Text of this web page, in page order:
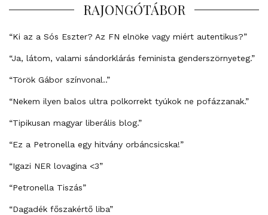
RAJONGÓTÁBOR
“Ki az a Sós Eszter? Az FN elnöke vagy miért autentikus?”
“Ja, látom, valami sándorklárás feminista genderszörnyeteg.”
“Török Gábor színvonal..”
“Nekem ilyen balos ultra polkorrekt tyúkok ne pofázzanak.”
“Tipikusan magyar liberális blog.”
“Ez a Petronella egy hitvány orbáncsicska!”
“Igazi NER lovagina <3”
“Petronella Tiszás”
“Dagadék főszakértő liba”